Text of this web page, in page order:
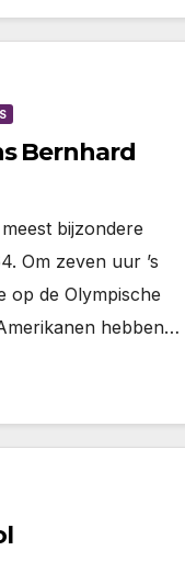
Bernhard
bijzondere
Om zeven uur ’s
op de Olympische
hebben…